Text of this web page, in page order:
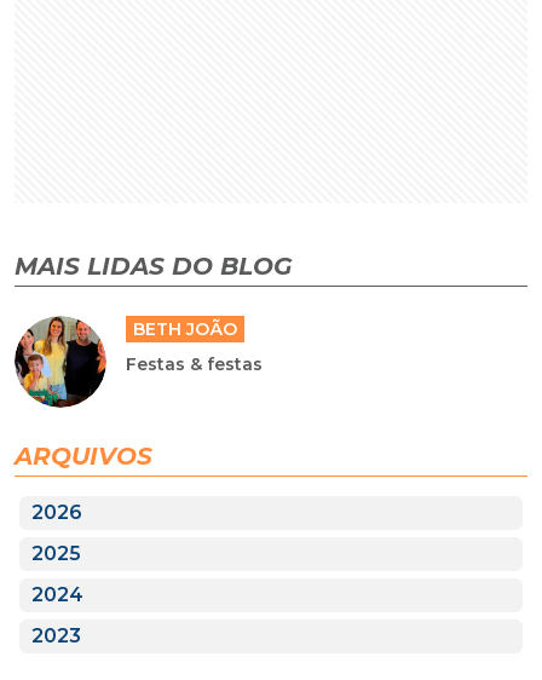
MAIS LIDAS DO BLOG
BETH JOÃO
Festas & festas
ARQUIVOS
2026
2025
2024
2023